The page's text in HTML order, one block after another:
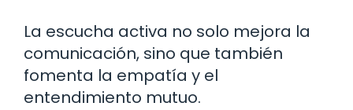
La escucha activa no solo mejora la
comunicación, sino que también
fomenta la empatía y el
entendimiento mutuo.